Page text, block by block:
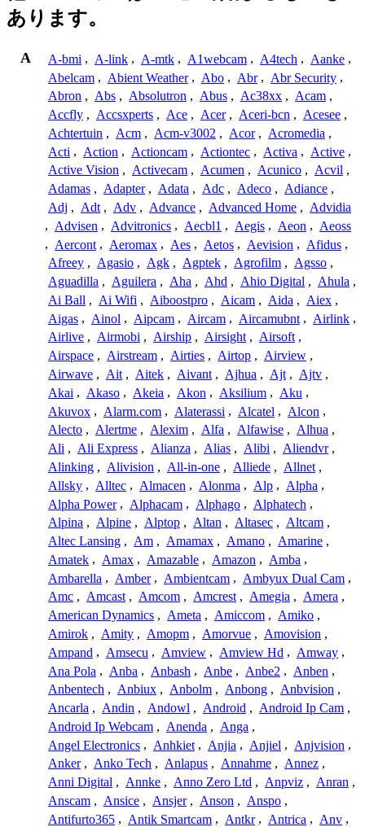
あります。
A A-bmi , A-link , A-mtk , A1webcam , A4tech , Aanke ,
Abelcam , Abient Weather , Abo , Abr , Abr Security ,
Abron , Abs , Absolutron , Abus , Ac38xx , Acam ,
Accfly , Accsxperts , Ace , Acer , Aceri-bcn , Acesee ,
Achtertuin , Acm , Acm-v3002 , Acor , Acromedia ,
Acti , Action , Actioncam , Actiontec , Activa , Active ,
Active Vision , Activecam , Acumen , Acunico , Acvil ,
Adamas , Adapter , Adata , Adc , Adeco , Adiance ,
Adj , Adt , Adv , Advance , Advanced Home , Advidia
, Advisen , Advitronics , Aecbl1 , Aegis , Aeon , Aeoss
, Aercont , Aeromax , Aes , Aetos , Aevision , Afidus ,
Afreey , Agasio , Agk , Agptek , Agrofilm , Agsso ,
Aguadilla , Aguilera , Aha , Ahd , Ahio Digital , Ahula ,
Ai Ball , Ai Wifi , Aiboostpro , Aicam , Aida , Aiex ,
Aigas , Ainol , Aipcam , Aircam , Aircamubnt , Airlink ,
Airlive , Airmobi , Airship , Airsight , Airsoft ,
Airspace , Airstream , Airties , Airtop , Airview ,
Airwave , Ait , Aitek , Aivant , Ajhua , Ajt , Ajtv ,
Akai , Akaso , Akeia , Akon , Aksilium , Aku ,
Akuvox , Alarm.com , Alaterassi , Alcatel , Alcon ,
Alecto , Alertme , Alexim , Alfa , Alfawise , Alhua ,
Ali , Ali Express , Alianza , Alias , Alibi , Aliendvr ,
Alinking , Alivision , All-in-one , Alliede , Allnet ,
Allsky , Alltec , Almacen , Alonma , Alp , Alpha ,
Alpha Power , Alphacam , Alphago , Alphatech ,
Alpina , Alpine , Alptop , Altan , Altasec , Altcam ,
Altec Lansing , Am , Amamax , Amano , Amarine ,
Amatek , Amax , Amazable , Amazon , Amba ,
Ambarella , Amber , Ambientcam , Ambyux Dual Cam ,
Amc , Amcast , Amcom , Amcrest , Amegia , Amera ,
American Dynamics , Ameta , Amiccom , Amiko ,
Amirok , Amity , Amopm , Amorvue , Amovision ,
Ampand , Amsecu , Amview , Amview Hd , Amway ,
Ana Pola , Anba , Anbash , Anbe , Anbe2 , Anben ,
Anbentech , Anbiux , Anbolm , Anbong , Anbvision ,
Ancarla , Andin , Andowl , Android , Android Ip Cam ,
Android Ip Webcam , Anenda , Anga ,
Angel Electronics , Anhkiet , Anjia , Anjiel , Anjvision ,
Anker , Anko Tech , Anlapus , Annahme , Annez ,
Anni Digital , Annke , Anno Zero Ltd , Anpviz , Anran ,
Anscam , Ansice , Ansjer , Anson , Anspo ,
Antifurto365 , Antik Smartcam , Antkr , Antrica , Anv ,